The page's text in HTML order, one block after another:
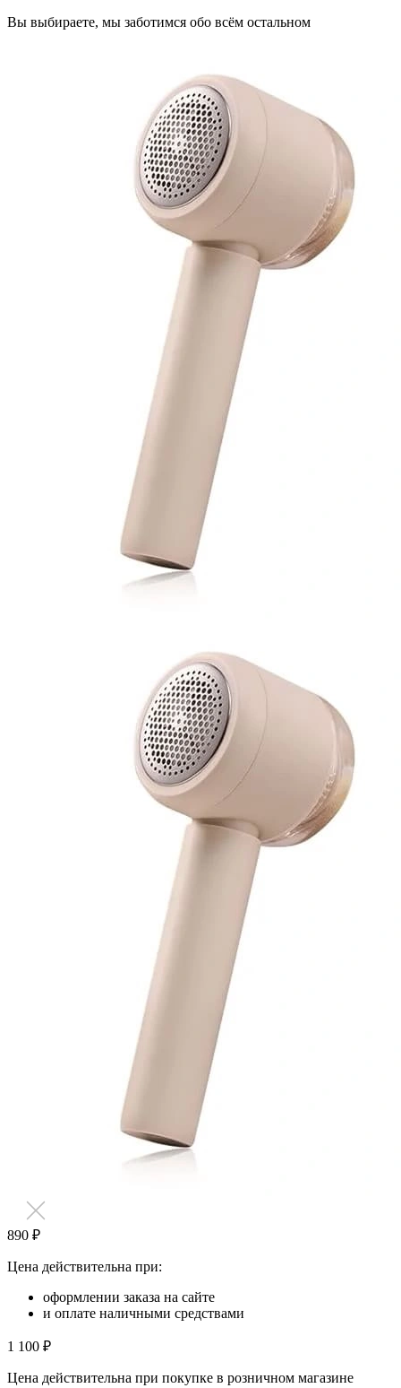
Вы выбираете, мы заботимся обо всём остальном
890 ₽
Цена действительна при:
оформлении заказа на сайте
и оплате наличными средствами
1 100 ₽
Цена действительна при покупке в розничном магазине